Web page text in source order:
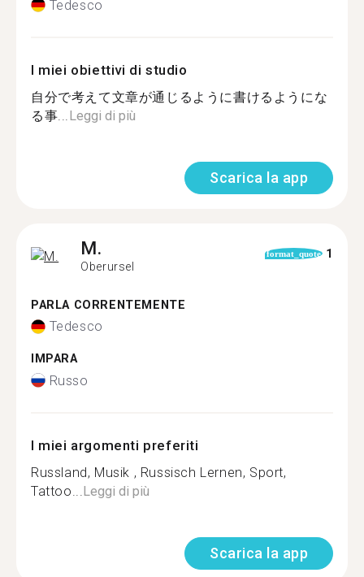
Tedesco
I miei obiettivi di studio
自分で考えて文章が通じるように書けるようにな
る事... Leggi di più
Scarica la app
M.
Oberursel
format_quote 1
PARLA CORRENTEMENTE
Tedesco
IMPARA
Russo
I miei argomenti preferiti
Russland, Musik , Russisch Lernen, Sport,
Tattoo... Leggi di più
Scarica la app